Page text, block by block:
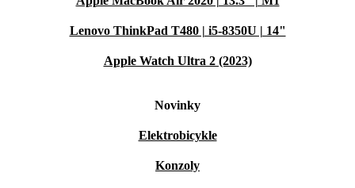
Lenovo ThinkPad T480 | i5-8350U | 14"
Apple Watch Ultra 2 (2023)
Novinky
Elektrobicykle
Konzoly